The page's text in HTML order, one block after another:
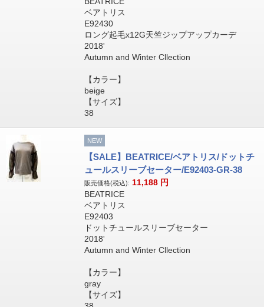
ベアトリス
E92430
ロング起毛x12G天竺ジップアップカーデ
2018'
Autumn and Winter Cllection
【カラー】
beige
【サイズ】
38
NEW
【SALE】BEATRICE/ベアトリス/ドットチ
ュールスリーブセーター/E92403-GR-38
販売価格(税込): 11,188 円
BEATRICE
ベアトリス
E92403
ドットチュールスリーブセーター
2018'
Autumn and Winter Cllection
【カラー】
gray
【サイズ】